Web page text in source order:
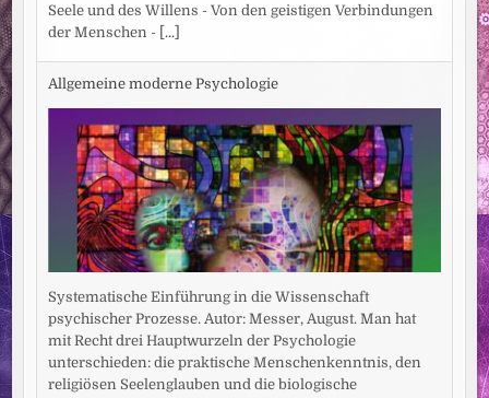
Seele und des Willens - Von den geistigen Verbindungen
der Menschen -
[...]
Allgemeine moderne Psychologie
Systematische Einführung in die Wissenschaft
psychischer Prozesse. Autor: Messer, August. Man hat
mit Recht drei Hauptwurzeln der Psychologie
unterschieden: die praktische Menschenkenntnis, den
religiösen Seelenglauben und die biologische